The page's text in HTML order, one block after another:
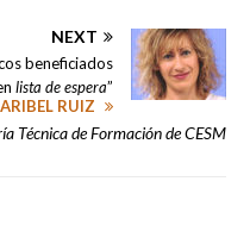
NEXT
beneficiados
lista de espera”
RUIZ
Técnica de Formación de CESM